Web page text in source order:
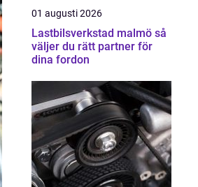
01 augusti 2026
Lastbilsverkstad malmö så
väljer du rätt partner för
dina fordon